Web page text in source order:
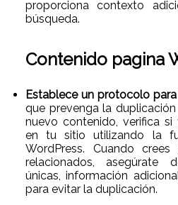
proporciona contexto
búsqueda.
Contenido pagina
Establece un protocolo
que prevenga la
nuevo contenido, verifica
en tu sitio utilizando la
WordPress. Cuando
relacionados, asegúrate
únicas, información
para evitar la duplicación.